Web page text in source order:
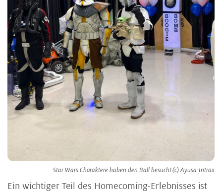
Star Wars Charaktere haben den Ball besucht (c) Ayusa-Intrax
Ein wichtiger Teil des Homecoming-Erlebnisses ist